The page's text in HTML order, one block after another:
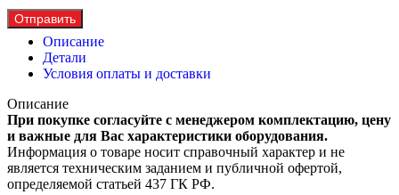
Отправить
Описание
Детали
Условия оплаты и доставки
Описание
При покупке согласуйте с менеджером комплектацию, цену
и важные для Вас характеристики оборудования.
Информация о товаре носит справочный характер и не
является техническим заданием и публичной офертой,
определяемой статьей 437 ГК РФ.